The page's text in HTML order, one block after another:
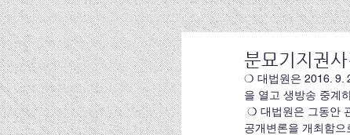
분묘기지권
❍ 대법원은 2016. 9.
을 열고 생방송 중계
공개변론을 개최함